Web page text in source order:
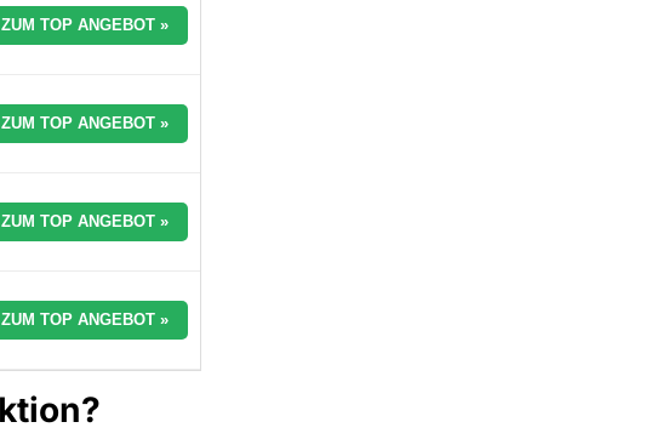
ZUM TOP ANGEBOT »
ZUM TOP ANGEBOT »
ZUM TOP ANGEBOT »
ZUM TOP ANGEBOT »